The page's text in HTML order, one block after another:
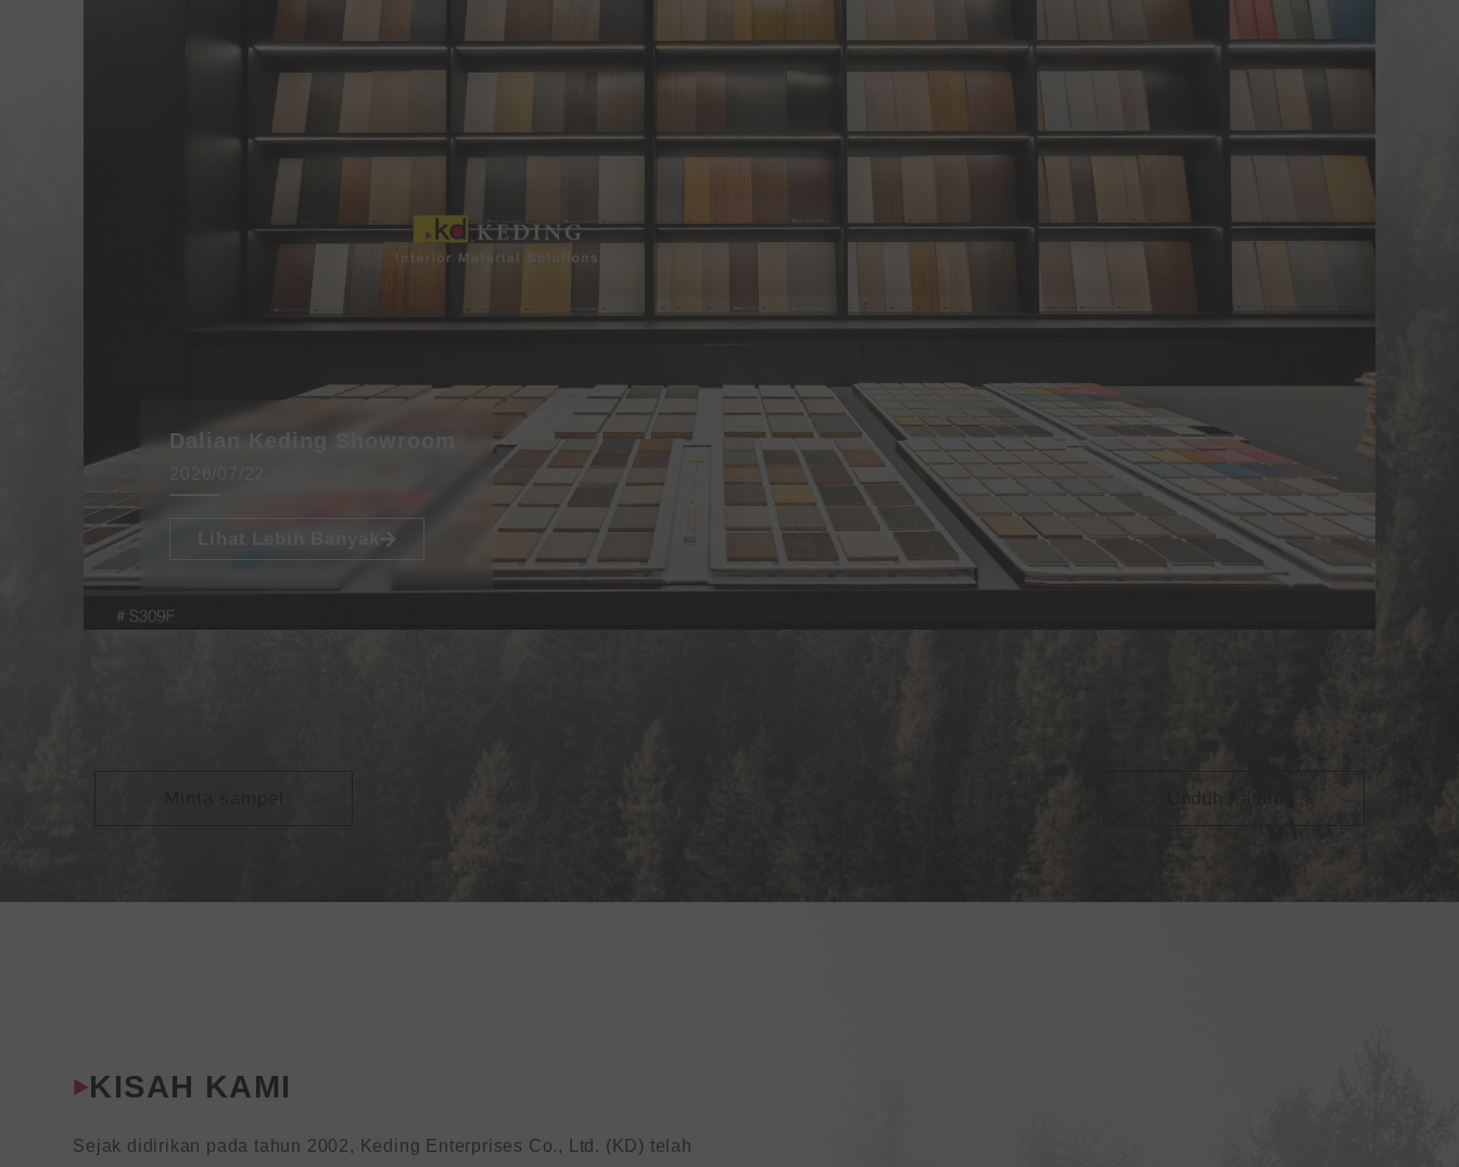
Dalian Keding Showroom
Unduh katalog
KISAH KAMI
Sejak didirikan pada tahun 2002, Keding Enterprises Co., Ltd. (KD) telah